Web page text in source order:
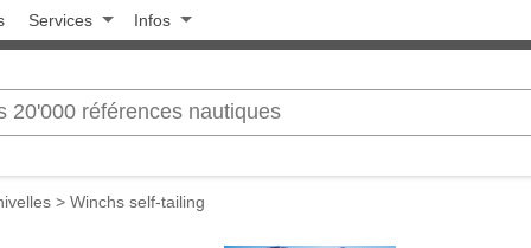
Services Infos
> Winchs self-tailing